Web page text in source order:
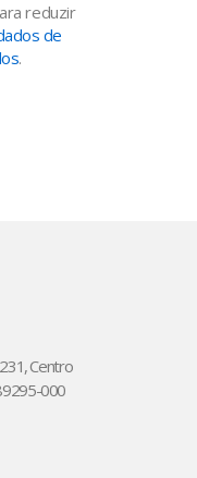
reduzir
de
.
Centro
000